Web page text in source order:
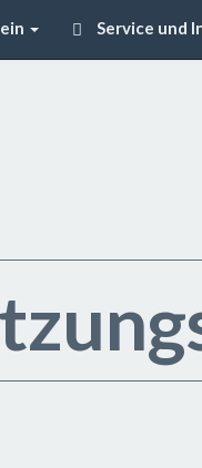
Service und